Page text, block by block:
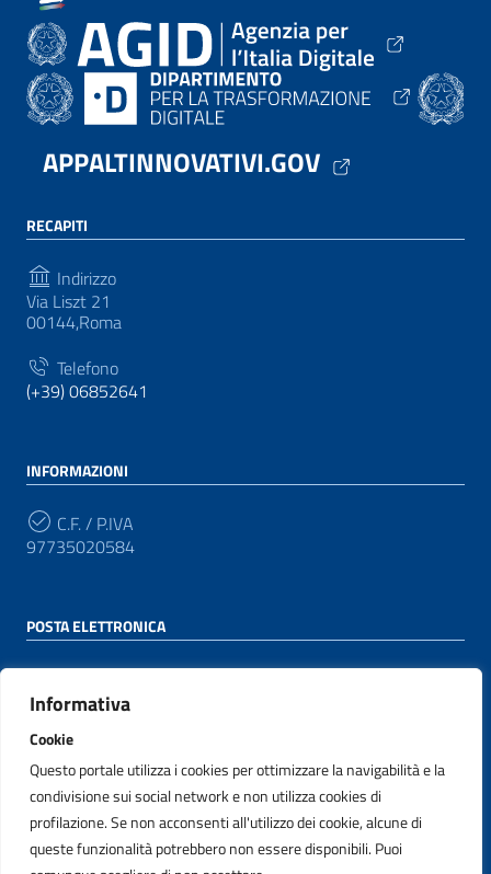
Informativa
Cookie
Questo portale utilizza i cookies per ottimizzare la navigabilità e la
condivisione sui social network e non utilizza cookies di
profilazione. Se non acconsenti all'utilizzo dei cookie, alcune di
queste funzionalità potrebbero non essere disponibili. Puoi
APPALTINNOVATIVI.GOV
RECAPITI
Indirizzo
Via Liszt 21
00144,Roma
Telefono
(+39) 06852641
INFORMAZIONI
C.F. / P.IVA
97735020584
POSTA ELETTRONICA
protocollo@pec.agid.gov.it
Email
appaltinnovativi@agid.gov.it
SEGUICI SU